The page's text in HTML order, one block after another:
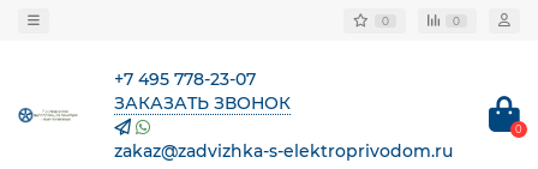
0 0
+7 495 778-23-07
ЗАКАЗАТЬ ЗВОНОК
zakaz@zadvizhka-s-elektroprivodom.ru
0